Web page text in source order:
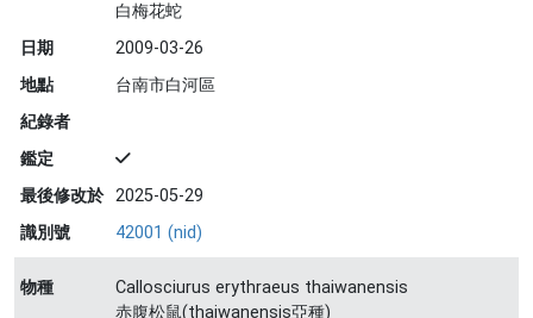
白梅花蛇
日期
2009-03-26
地點
台南市白河區
紀錄者
鑑定
最後修改於 2025-05-29
識別號
42001 (nid)
物種
Callosciurus erythraeus thaiwanensis
赤腹松鼠(thaiwanensis亞種)